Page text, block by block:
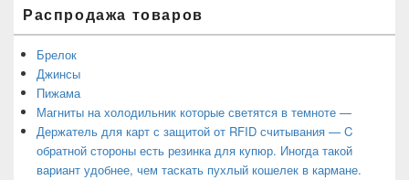
Распродажа товаров
Брелок
Джинсы
Пижама
Магниты на холодильник которые светятся в темноте —
Держатель для карт с защитой от RFID считывания — C
обратной стороны есть резинка для купюр. Иногда такой
вариант удобнее, чем таскать пухлый кошелек в кармане.